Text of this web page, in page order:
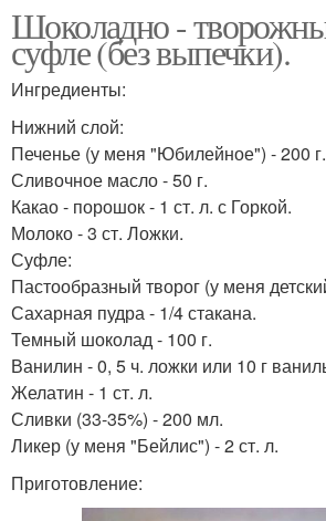
Шоколадно -
суфле (без выпечки).
Ингредиенты:
Нижний слой:
Печенье (у меня "Юбилейное") - 200 г.
Сливочное масло - 50 г.
Какао - порошок - 1 ст. л. с Горкой.
Молоко - 3 ст. Ложки.
Суфле:
Пастообразный творог (у меня
Сахарная пудра - 1/4 стакана.
Темный шоколад - 100 г.
Ванилин - 0, 5 ч. ложки или 10 г
Желатин - 1 ст. л.
Сливки (33-35%) - 200 мл.
Ликер (у меня "Бейлис") - 2 ст. л.
Приготовление: